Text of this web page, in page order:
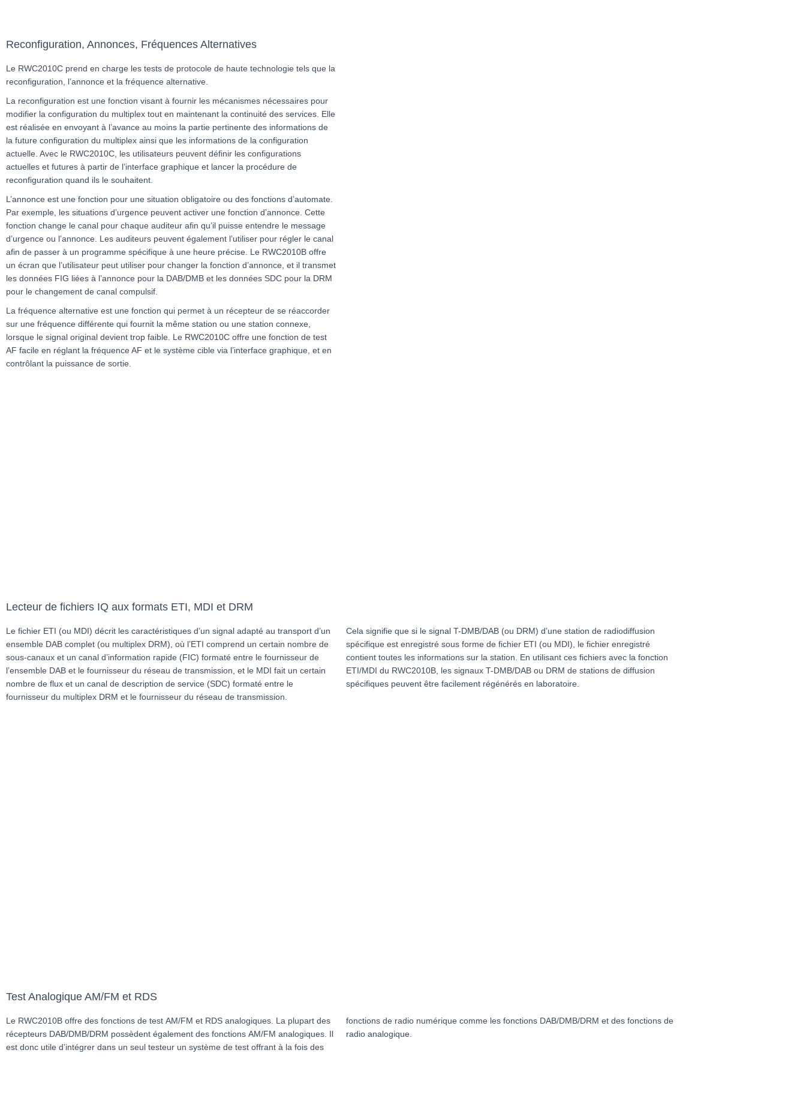
Reconfiguration, Annonces, Fréquences Alternatives
Le RWC2010C prend en charge les tests de protocole de haute technologie tels que la
reconfiguration, l’annonce et la fréquence alternative.
La reconfiguration est une fonction visant à fournir les mécanismes nécessaires pour
modifier la configuration du multiplex tout en maintenant la continuité des services. Elle
est réalisée en envoyant à l’avance au moins la partie pertinente des informations de
la future configuration du multiplex ainsi que les informations de la configuration
actuelle. Avec le RWC2010C, les utilisateurs peuvent définir les configurations
actuelles et futures à partir de l’interface graphique et lancer la procédure de
reconfiguration quand ils le souhaitent.
L’annonce est une fonction pour une situation obligatoire ou des fonctions d’automate.
Par exemple, les situations d’urgence peuvent activer une fonction d’annonce. Cette
fonction change le canal pour chaque auditeur afin qu’il puisse entendre le message
d’urgence ou l’annonce. Les auditeurs peuvent également l’utiliser pour régler le canal
afin de passer à un programme spécifique à une heure précise. Le RWC2010B offre
un écran que l’utilisateur peut utiliser pour changer la fonction d’annonce, et il transmet
les données FIG liées à l’annonce pour la DAB/DMB et les données SDC pour la DRM
pour le changement de canal compulsif.
La fréquence alternative est une fonction qui permet à un récepteur de se réaccorder
sur une fréquence différente qui fournit la même station ou une station connexe,
lorsque le signal original devient trop faible. Le RWC2010C offre une fonction de test
AF facile en réglant la fréquence AF et le système cible via l’interface graphique, et en
contrôlant la puissance de sortie.
Lecteur de fichiers IQ aux formats ETI, MDI et DRM
Le fichier ETI (ou MDI) décrit les caractéristiques d’un signal adapté au transport d’un
ensemble DAB complet (ou multiplex DRM), où l’ETI comprend un certain nombre de
sous-canaux et un canal d’information rapide (FIC) formaté entre le fournisseur de
l’ensemble DAB et le fournisseur du réseau de transmission, et le MDI fait un certain
nombre de flux et un canal de description de service (SDC) formaté entre le
fournisseur du multiplex DRM et le fournisseur du réseau de transmission.
Cela signifie que si le signal T-DMB/DAB (ou DRM) d’une station de radiodiffusion
spécifique est enregistré sous forme de fichier ETI (ou MDI), le fichier enregistré
contient toutes les informations sur la station. En utilisant ces fichiers avec la fonction
ETI/MDI du RWC2010B, les signaux T-DMB/DAB ou DRM de stations de diffusion
spécifiques peuvent être facilement régénérés en laboratoire.
Test Analogique AM/FM et RDS
Le RWC2010B offre des fonctions de test AM/FM et RDS analogiques. La plupart des
récepteurs DAB/DMB/DRM possèdent également des fonctions AM/FM analogiques. Il
est donc utile d’intégrer dans un seul testeur un système de test offrant à la fois des
fonctions de radio numérique comme les fonctions DAB/DMB/DRM et des fonctions de
radio analogique.